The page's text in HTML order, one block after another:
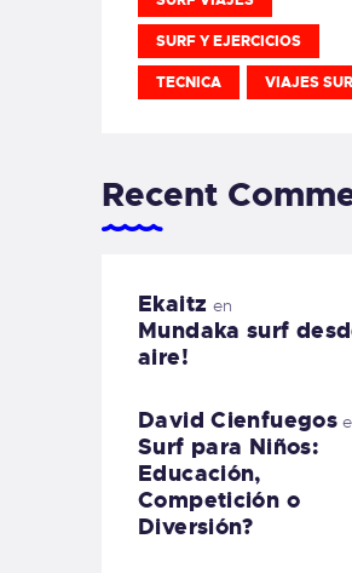
SURF Y EJERCICIOS
TECNICA VIAJES
Recent
Ekaitz en
Mundaka surf
aire!
David Cienfuegos
Surf para Niños:
Educación,
Competición o
Diversión?